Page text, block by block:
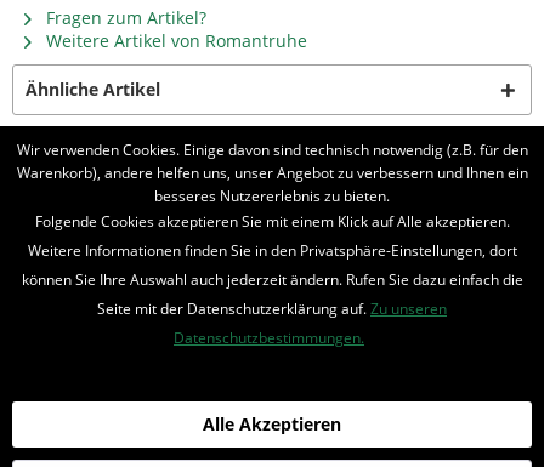
Fragen zum Artikel?
Weitere Artikel von Romantruhe
Ähnliche Artikel
Kunden haben sich ebenfalls angesehen
BELIEBTE SERIEN
UNSER SHOP
Bestellung widerrufen
Wir verwenden Cookies. Einige davon sind technisch notwendig (z.B. für den
Warenkorb), andere helfen uns, unser Angebot zu verbessern und Ihnen ein
besseres Nutzererlebnis zu bieten.
Folgende Cookies akzeptieren Sie mit einem Klick auf Alle akzeptieren.
Weitere Informationen finden Sie in den Privatsphäre-Einstellungen, dort
können Sie Ihre Auswahl auch jederzeit ändern. Rufen Sie dazu einfach die
Seite mit der Datenschutzerklärung auf.Zu unseren
Datenschutzbestimmungen.
Alle Akzeptieren